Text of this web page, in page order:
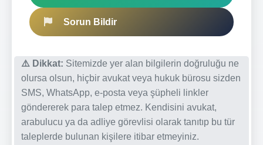
Sorun Bildir
⚠️ Dikkat: Sitemizde yer alan bilgilerin doğruluğu ne
olursa olsun, hiçbir avukat veya hukuk bürosu sizden
SMS, WhatsApp, e-posta veya şüpheli linkler
göndererek para talep etmez. Kendisini avukat,
arabulucu ya da adliye görevlisi olarak tanıtıp bu tür
taleplerde bulunan kişilere itibar etmeyiniz.